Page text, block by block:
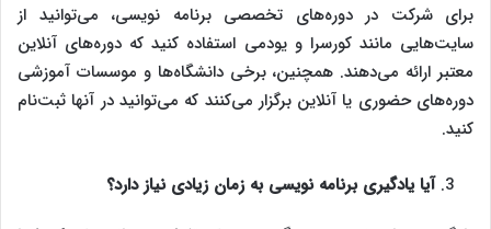
برای شرکت در دوره‌های تخصصی برنامه‌ نویسی، می‌توانید از
سایت‌هایی مانند کورسرا و یودمی استفاده کنید که دوره‌های آنلاین
معتبر ارائه می‌دهند. همچنین، برخی دانشگاه‌ها و موسسات آموزشی
دوره‌های حضوری یا آنلاین برگزار می‌کنند که می‌توانید در آنها ثبت‌نام
کنید.
آیا یادگیری برنامه‌ نویسی به زمان زیادی نیاز دارد؟